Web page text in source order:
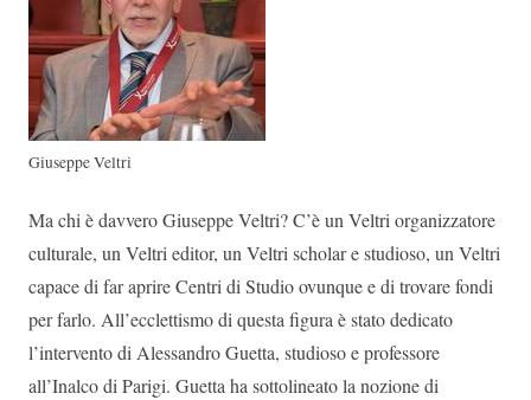
Giuseppe Veltri
Ma chi è davvero Giuseppe Veltri? C’è un Veltri organizzatore
culturale, un Veltri editor, un Veltri scholar e studioso, un Veltri
capace di far aprire Centri di Studio ovunque e di trovare fondi
per farlo. All’ecclettismo di questa figura è stato dedicato
l’intervento di Alessandro Guetta, studioso e professore
all’Inalco di Parigi. Guetta ha sottolineato la nozione di